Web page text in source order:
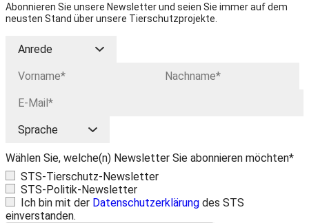
Abonnieren Sie unsere Newsletter und seien Sie immer auf dem
neusten Stand über unsere Tierschutzprojekte.
Wählen Sie, welche(n) Newsletter Sie abonnieren möchten*
STS-Tierschutz-Newsletter
STS-Politik-Newsletter
Ich bin mit der Datenschutzerklärung des STS
einverstanden.